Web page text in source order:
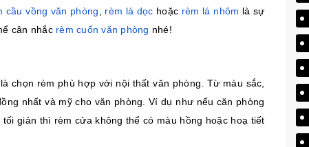
cầu vồng văn phòng rèm lá dọc hoặc rèm lá nhôm là sự
cân nhắc rèm cuốn văn phòng nhé!
chọn rèm phù hợp với nội thất văn phòng. Từ màu sắc,
nhất và mỹ cho văn phòng. Ví dụ như nếu căn phòng
giản thì rèm cửa không thể có màu hồng hoặc hoạ tiết